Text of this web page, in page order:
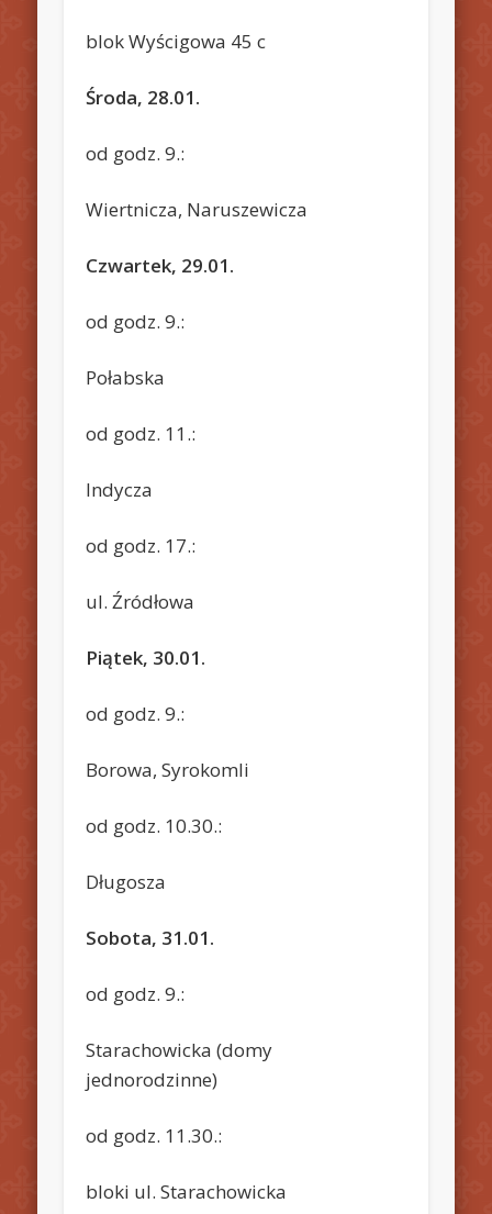
blok Wyścigowa 45 c
Środa, 28.01.
od godz. 9.:
Wiertnicza, Naruszewicza
Czwartek, 29.01.
od godz. 9.:
Połabska
od godz. 11.:
Indycza
od godz. 17.:
ul. Źródłowa
Piątek, 30.01.
od godz. 9.:
Borowa, Syrokomli
od godz. 10.30.:
Długosza
Sobota, 31.01.
od godz. 9.:
Starachowicka (domy
jednorodzinne)
od godz. 11.30.:
bloki ul. Starachowicka